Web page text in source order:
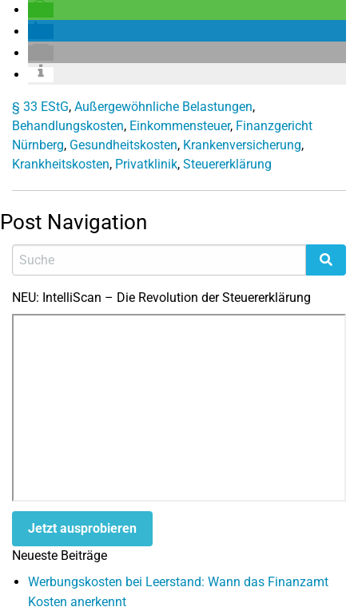
§ 33 EStG, Außergewöhnliche Belastungen,
Behandlungskosten, Einkommensteuer, Finanzgericht
Nürnberg, Gesundheitskosten, Krankenversicherung,
Krankheitskosten, Privatklinik, Steuererklärung
Post Navigation
NEU: IntelliScan – Die Revolution der Steuererklärung
Jetzt ausprobieren
Neueste Beiträge
Werbungskosten bei Leerstand: Wann das Finanzamt
Kosten anerkennt